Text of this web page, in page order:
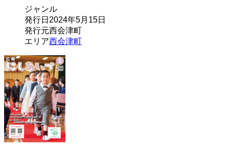
ジャンル
発行日 2024年5月15日
発行元西会津町
エリア西会津町